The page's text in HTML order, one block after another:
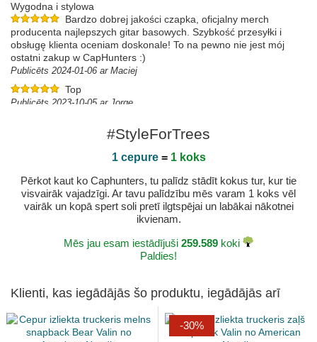
Wygodna i stylowa
Bardzo dobrej jakości czapka, oficjalny merch
producenta najlepszych gitar basowych. Szybkość przesyłki i
obsługę klienta oceniam doskonale! To na pewno nie jest mój
ostatni zakup w CapHunters :)
Publicēts 2024-01-06 ar Maciej
Top
Publicēts 2023-10-05 ar Jorge
#StyleForTrees
1 cepure= 1 koks
Pērkot kaut ko Caphunters, tu palīdz stādīt kokus tur, kur tie
visvairāk vajadzīgi. Ar tavu palīdzību mēs varam 1 koks vēl
vairāk un kopā spert soli pretī ilgtspējai un labākai nākotnei
ikvienam.
Mēs jau esam iestādījuši 259.589 koki
Paldies!
Klienti, kas iegādājās šo produktu, iegādājās arī
-30%